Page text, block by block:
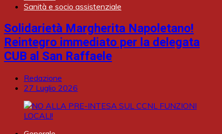
Sanità e socio assistenziale
Solidarietà Margherita Napoletano!
Reintegro immediato per la delegata
CUB al San Raffaele
Redazione
27 Luglio 2026